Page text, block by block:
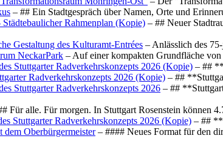
– ## Ein Stadtgespräch über Namen, Orte und
Rahmenplan (Kopie) – ## Neuer
Gestaltung des Kulturamt-Entrées – Anlässlich des
NeckarPark – Auf einer kompakten Grundfläche
Stuttgarter Radverkehrskonzepts 2026 (Kopie) – ##
Radverkehrskonzepts 2026 (Kopie) – ##
Stuttgarter Radverkehrskonzepts 2026 – ##
Für alle. Für morgen. In Stuttgart Rosenstein können
Stuttgarter Radverkehrskonzepts 2026 (Kopie) – ##
dem Oberbürgermeister– #### Neues Format für den